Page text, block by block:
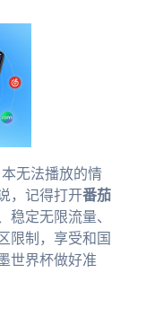
无法播放的情
，记得打开番茄
稳定无限流量、
限制，享受和国
世界杯做好准